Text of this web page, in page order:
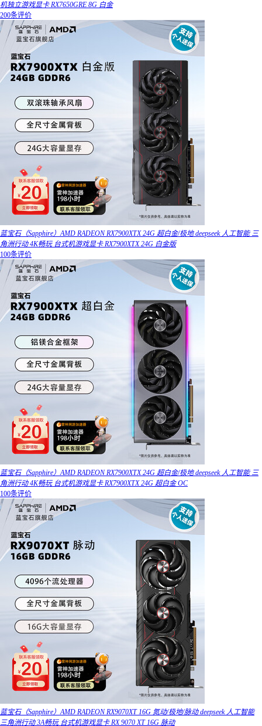
机独立游戏显卡 RX7650GRE 8G 白金
200条评价
蓝宝石（Sapphire）AMD RADEON RX7900XTX 24G 超白金/极地 deepseek 人工智能 三
角洲行动 4K畅玩 台式机游戏显卡 RX7900XTX 24G 白金版
100条评价
蓝宝石（Sapphire）AMD RADEON RX7900XTX 24G 超白金/极地 deepseek 人工智能 三
角洲行动 4K畅玩 台式机游戏显卡 RX7900XTX 24G 超白金 OC
100条评价
蓝宝石（Sapphire）AMD RADEON RX9070XT 16G 氮动/极地/脉动 deepseek 人工智能
三角洲行动 3A畅玩 台式机游戏显卡 RX 9070 XT 16G 脉动